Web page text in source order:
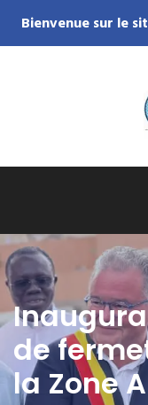
Bienvenue sur le
de
la Zone A